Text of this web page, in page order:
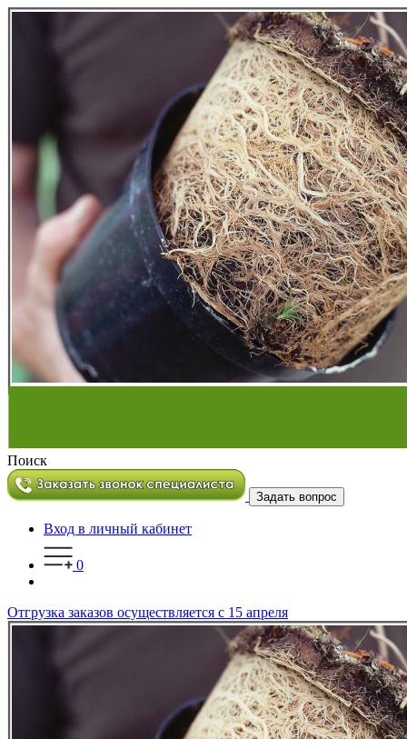
Поиск
Задать вопрос
Вход в личный кабинет
0
Отгрузка заказов осуществляется с 15 апреля